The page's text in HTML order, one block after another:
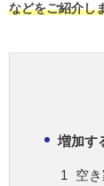
などをご紹介し
増加す
空